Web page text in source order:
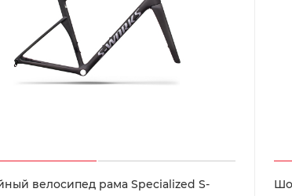
велосипед рама Specialized S-